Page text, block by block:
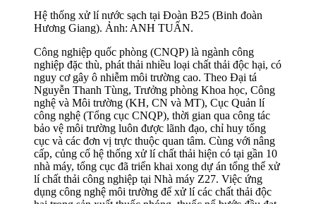
Hệ thống xử lí nước sạch tại Đoàn B25 (Binh đoàn
Hương Giang). Ảnh: ANH TUẤN.
Công nghiệp quốc phòng (CNQP) là ngành công
nghiệp đặc thù, phát thải nhiều loại chất thải độc hại, có
nguy cơ gây ô nhiễm môi trường cao. Theo Đại tá
Nguyễn Thanh Tùng, Trưởng phòng Khoa học, Công
nghệ và Môi trường (KH, CN và MT), Cục Quản lí
công nghệ (Tổng cục CNQP), thời gian qua công tác
bảo vệ môi trường luôn được lãnh đạo, chỉ huy tổng
cục và các đơn vị trực thuộc quan tâm. Cùng với nâng
cấp, củng cố hệ thống xử lí chất thải hiện có tại gần 10
nhà máy, tổng cục đã triển khai xong dự án tổng thể xử
lí chất thải công nghiệp tại Nhà máy Z27. Việc ứng
dụng công nghệ môi trường để xử lí các chất thải độc